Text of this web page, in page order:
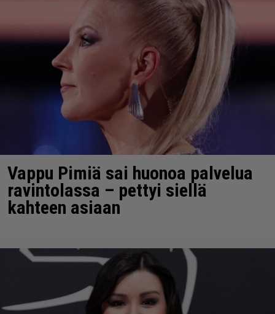
Vappu Pimiä sai huonoa palvelua
ravintolassa – pettyi siellä
kahteen asiaan